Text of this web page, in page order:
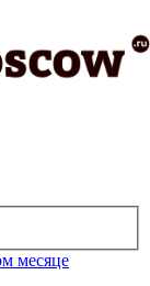
месяце